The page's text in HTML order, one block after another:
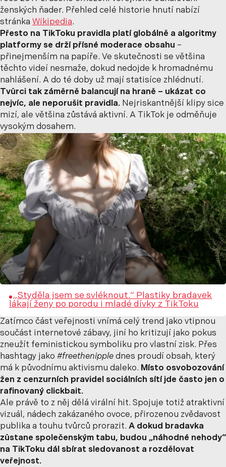
ženských ňader. Přehled celé historie hnutí nabízí
stránka Wikipedia.
Přesto na TikToku pravidla platí globálně a algoritmy
platformy se drží přísné moderace obsahu –
přinejmenším na papíře. Ve skutečnosti se většina
těchto videí nesmaže, dokud nedojde k hromadnému
nahlášení. A do té doby už mají statisíce zhlédnutí.
Tvůrci tak záměrně balancují na hraně – ukázat co
nejvíc, ale neporušit pravidla. Nejriskantnější klipy sice
mizí, ale většina zůstává aktivní. A TikTok je odměňuje
vysokým dosahem.
„Styděla jsem se svléknout.“ Plastiky bradavek
lákají ženy po porodu i mladé dívky z TikToku
Zatímco část veřejnosti vnímá celý trend jako vtipnou
součást internetové zábavy, jiní ho kritizují jako pokus
zneužít feministickou symboliku pro vlastní zisk. Přes
hashtagy jako #freethenipple dnes proudí obsah, který
má k původnímu aktivismu daleko. Místo osvobozování
žen z cenzurních pravidel sociálních sítí jde často jen o
rafinovaný clickbait.
Ale právě to z něj dělá virální hit. Spojuje totiž atraktivní
vizuál, nádech zakázaného ovoce, přirozenou zvědavost
publika a touhu tvůrců prorazit. A dokud bradavka
zůstane společenským tabu, budou „náhodné nehody“
na TikToku dál sbírat sledovanost a rozdělovat
veřejnost.